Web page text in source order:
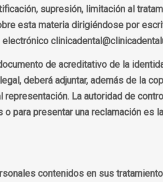
supresión, limitación al
esta materia dirigiéndose por
de acreditativo de la
deberá adjuntar, además de la
La autoridad de
para presentar una reclamación es
contenidos en sus